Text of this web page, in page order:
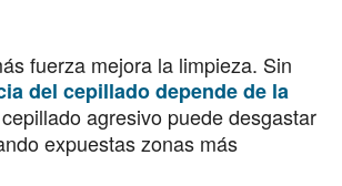
fuerza mejora la limpieza. Sin
del cepillado depende de la
agresivo puede desgastar
expuestas zonas más